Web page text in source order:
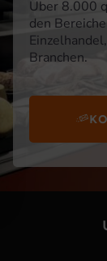
Über 8.000
den
Branchen.